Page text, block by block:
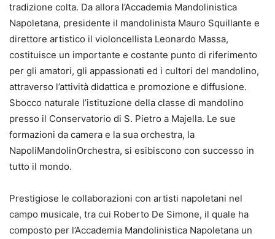
tradizione colta. Da allora l’Accademia Mandolinistica
Napoletana, presidente il mandolinista Mauro Squillante e
direttore artistico il violoncellista Leonardo Massa,
costituisce un importante e costante punto di riferimento
per gli amatori, gli appassionati ed i cultori del mandolino,
attraverso l’attività didattica e promozione e diffusione.
Sbocco naturale l’istituzione della classe di mandolino
presso il Conservatorio di S. Pietro a Majella. Le sue
formazioni da camera e la sua orchestra, la
NapoliMandolinOrchestra, si esibiscono con successo in
tutto il mondo.
Prestigiose le collaborazioni con artisti napoletani nel
campo musicale, tra cui Roberto De Simone, il quale ha
composto per l’Accademia Mandolinistica Napoletana un